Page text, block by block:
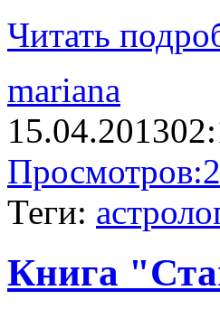
Читать
mariana
15.04.2013
Просмотров:
Теги:
Книга